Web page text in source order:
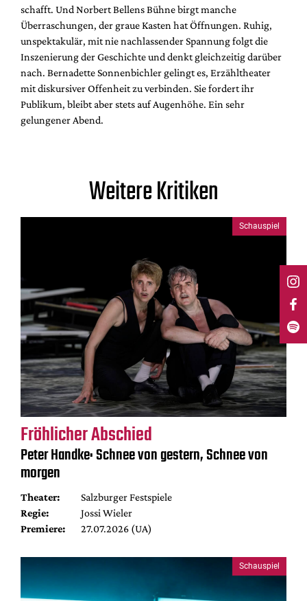
schafft. Und Norbert Bellens Bühne birgt manche
Überraschungen, der graue Kasten hat Öffnungen. Ruhig,
unspektakulär, mit nie nachlassender Spannung folgt die
Inszenierung der Geschichte und denkt gleichzeitig darüber
nach. Bernadette Sonnenbichler gelingt es, Erzähltheater
mit diskursiver Offenheit zu verbinden. Sie fordert ihr
Publikum, bleibt aber stets auf Augenhöhe. Ein sehr
gelungener Abend.
Weitere Kritiken
Schauspiel
Fröhlicher Abschied
Peter Handke: Schnee von gestern, Schnee von
morgen
Theater:
Salzburger Festspiele
Regie:
Jossi Wieler
Premiere:
27.07.2026 (UA)
Schauspiel